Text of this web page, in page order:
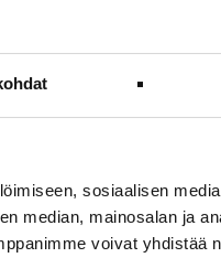
sosiaalisen
median, mainosalan ja
voivat yhdistää
Maanmittauslaitokselle